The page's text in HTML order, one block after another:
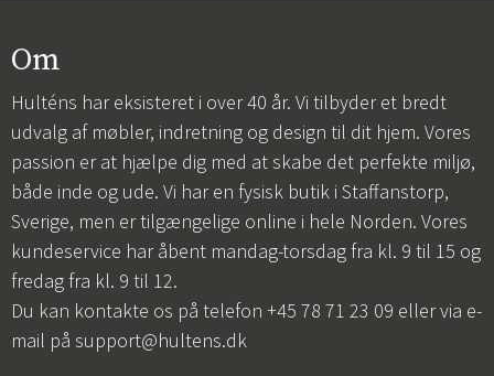
Om
Hulténs har eksisteret i over 40 år. Vi tilbyder et bredt
udvalg af møbler, indretning og design til dit hjem. Vores
passion er at hjælpe dig med at skabe det perfekte miljø,
både inde og ude. Vi har en fysisk butik i Staffanstorp,
Sverige, men er tilgængelige online i hele Norden. Vores
kundeservice har åbent mandag-torsdag fra kl. 9 til 15 og
fredag fra kl. 9 til 12.
Du kan kontakte os på telefon +45 78 71 23 09 eller via e-
mail på support@hultens.dk